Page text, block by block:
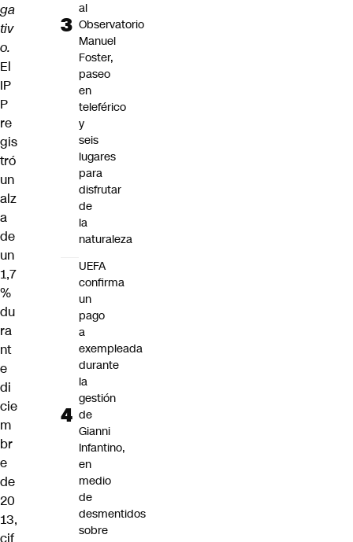
ga
tiv
o.
El
IP
P
re
gis
tró
un
alz
a
de
un
1,7
%
du
ra
nt
e
di
cie
m
br
e
de
20
13,
cif
al
Observatorio
Manuel
Foster,
paseo
en
teleférico
y
seis
lugares
para
disfrutar
de
la
naturaleza
UEFA
confirma
un
pago
a
exempleada
durante
la
gestión
de
Gianni
Infantino,
en
medio
de
desmentidos
sobre